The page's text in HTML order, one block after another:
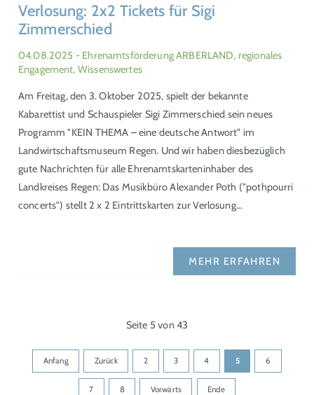
Verlosung: 2x2 Tickets für Sigi
Zimmerschied
04.08.2025 - Ehrenamtsförderung ARBERLAND, regionales
Engagement, Wissenswertes
Am Freitag, den 3. Oktober 2025, spielt der bekannte
Kabarettist und Schauspieler Sigi Zimmerschied sein neues
Programm "KEIN THEMA – eine deutsche Antwort" im
Landwirtschaftsmuseum Regen. Und wir haben diesbezüglich
gute Nachrichten für alle Ehrenamtskarteninhaber des
Landkreises Regen: Das Musikbüro Alexander Poth ("pothpourri
concerts") stellt 2 x 2 Eintrittskarten zur Verlosung…
MEHR ERFAHREN
Seite 5 von 43
Anfang Zurück 2 3 4 5 6
7 8 Vorwärts Ende